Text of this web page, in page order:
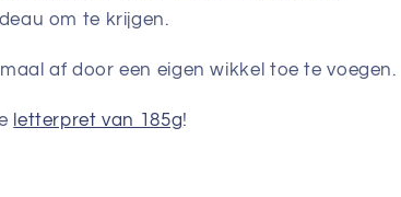
om te krijgen.
af door een eigen wikkel toe te voegen.
letterpret van 185g!